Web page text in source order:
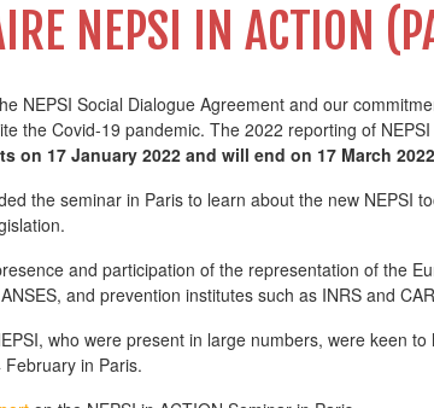
NEPSI IN ACTION
NEPSI Social Dialogue Agreement and our
the Covid-19 pandemic. The 2022 reporting of
on 17 January 2022 and will end on 17 March
the seminar in Paris to learn about the new NEPSI
and participation of the representation of the
and prevention institutes such as INRS and
who were present in large numbers, were keen
in Paris.